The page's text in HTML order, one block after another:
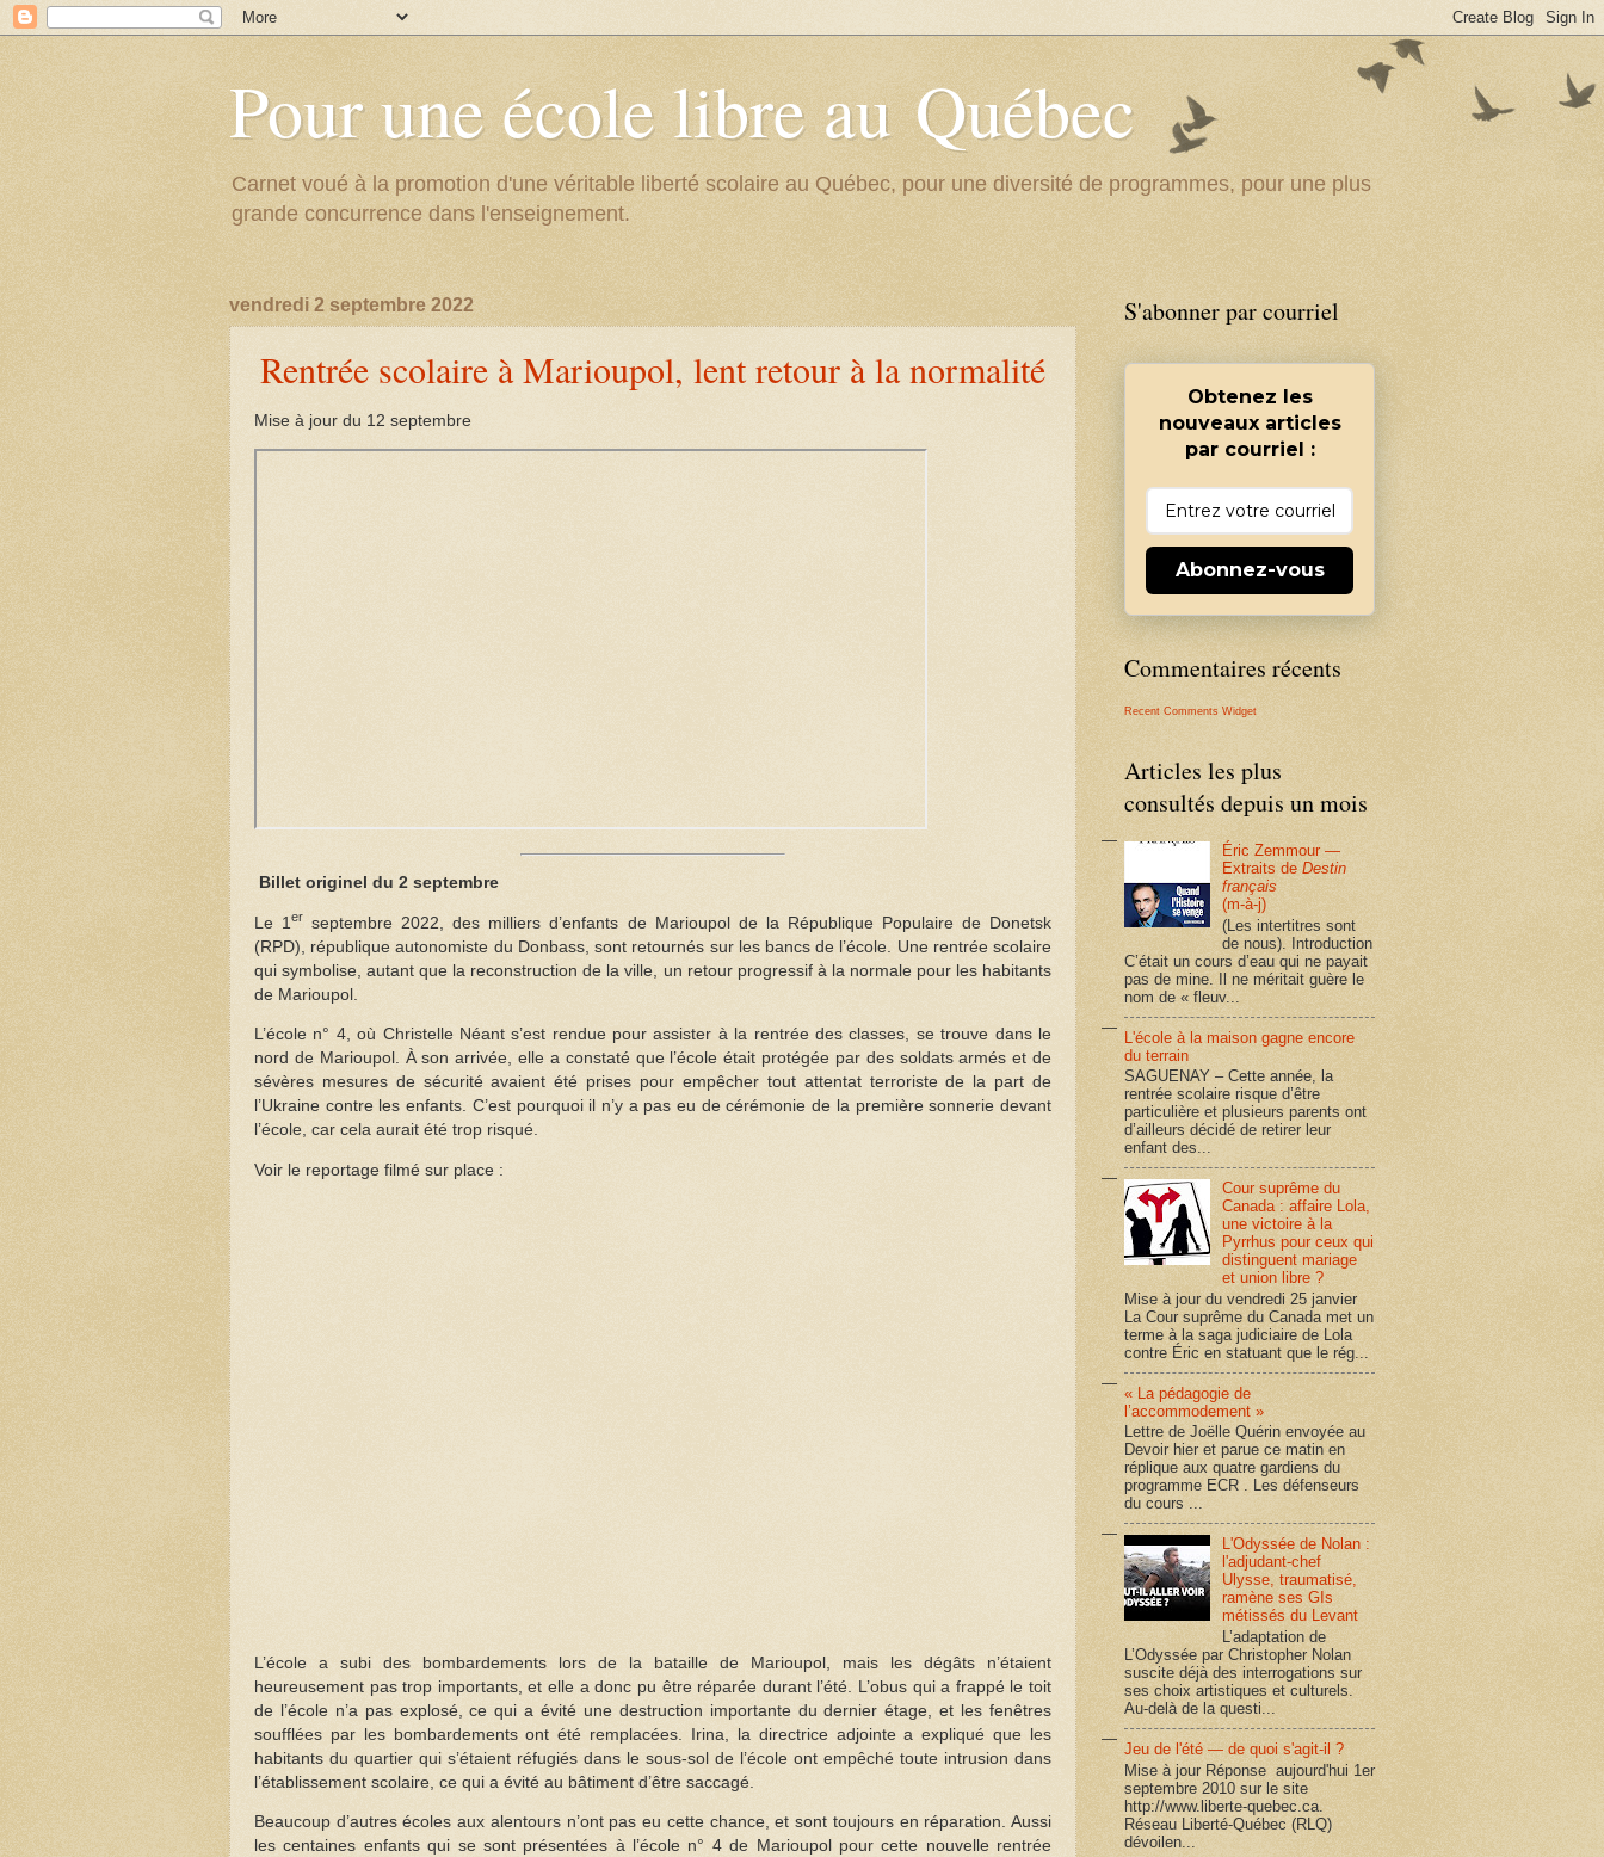
Pour une école libre au Québec
Carnet voué à la promotion d'une véritable liberté scolaire au Québec, pour une diversité de programmes, pour une plus
grande concurrence dans l'enseignement.
vendredi 2 septembre 2022
Rentrée scolaire à Marioupol, lent retour à la normalité
Mise à jour du 12 septembre
Billet originel du 2 septembre
Le 1er septembre 2022, des milliers d’enfants de Marioupol de la République Populaire de Donetsk
(RPD), république autonomiste du Donbass, sont retournés sur les bancs de l’école. Une rentrée scolaire
qui symbolise, autant que la reconstruction de la ville, un retour progressif à la normale pour les habitants
de Marioupol.
L’école n° 4, où Christelle Néant s’est rendue pour assister à la rentrée des classes, se trouve dans le
nord de Marioupol. À son arrivée, elle a constaté que l’école était protégée par des soldats armés et de
sévères mesures de sécurité avaient été prises pour empêcher tout attentat terroriste de la part de
l’Ukraine contre les enfants. C’est pourquoi il n’y a pas eu de cérémonie de la première sonnerie devant
l’école, car cela aurait été trop risqué.
Voir le reportage filmé sur place :
L’école a subi des bombardements lors de la bataille de Marioupol, mais les dégâts n’étaient
heureusement pas trop importants, et elle a donc pu être réparée durant l’été. L’obus qui a frappé le toit
de l’école n’a pas explosé, ce qui a évité une destruction importante du dernier étage, et les fenêtres
soufflées par les bombardements ont été remplacées. Irina, la directrice adjointe a expliqué que les
habitants du quartier qui s’étaient réfugiés dans le sous-sol de l’école ont empêché toute intrusion dans
l’établissement scolaire, ce qui a évité au bâtiment d’être saccagé.
Beaucoup d’autres écoles aux alentours n’ont pas eu cette chance, et sont toujours en réparation. Aussi
les centaines enfants qui se sont présentées à l’école n° 4 de Marioupol pour cette nouvelle rentrée
S'abonner par courriel
Obtenez les
nouveaux articles
par courriel :
Abonnez-vous
Commentaires récents
Recent Comments Widget
Articles les plus
consultés depuis un mois
Éric Zemmour —
Extraits deDestin
français
(m-à-j)
(Les intertitres sont
de nous). Introduction
C’était un cours d’eau qui ne payait
pas de mine. Il ne méritait guère le
nom de « fleuv...
L'école à la maison gagne encore
du terrain
SAGUENAY – Cette année, la
rentrée scolaire risque d’être
particulière et plusieurs parents ont
d’ailleurs décidé de retirer leur
enfant des...
Cour suprême du
Canada : affaire Lola,
une victoire à la
Pyrrhus pour ceux qui
distinguent mariage
et union libre ?
Mise à jour du vendredi 25 janvier
La Cour suprême du Canada met un
terme à la saga judiciaire de Lola
contre Éric en statuant que le rég...
« La pédagogie de
l’accommodement »
Lettre de Joëlle Quérin envoyée au
Devoir hier et parue ce matin en
réplique aux quatre gardiens du
programme ECR . Les défenseurs
du cours ...
L'Odyssée de Nolan :
l'adjudant-chef
Ulysse, traumatisé,
ramène ses GIs
métissés du Levant
L’adaptation de
L’Odyssée par Christopher Nolan
suscite déjà des interrogations sur
ses choix artistiques et culturels.
Au-delà de la questi...
Jeu de l'été — de quoi s'agit-il ?
Mise à jour Réponse aujourd'hui 1er
septembre 2010 sur le site
http://www.liberte-quebec.ca.
Réseau Liberté-Québec (RLQ)
dévoilen...